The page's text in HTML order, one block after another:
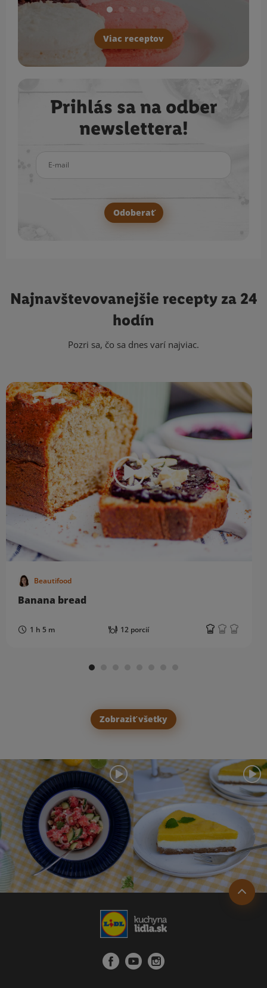
Viac receptov
Prihlás sa na odber
newslettera!
Odoberať
Najnavštevovanejšie recepty za 24
hodín
Pozri sa, čo sa dnes varí najviac.
Beautifood
Banana bread
1 h 5 m 12 porcií
Zobraziť všetky